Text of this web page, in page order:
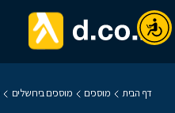
דף הבית מוסכים מוסכים בירושלים